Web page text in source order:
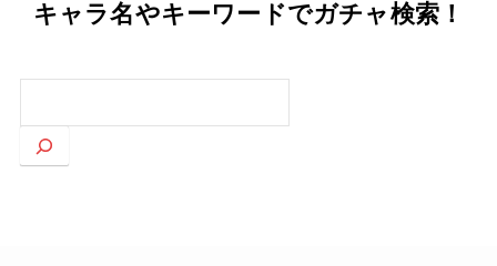
キャラ名やキーワードでガチャ検索！
索